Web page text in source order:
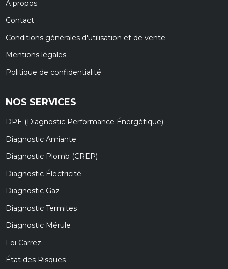
À propos
Contact
Conditions générales d'utilisation et de vente
Mentions légales
Politique de confidentialité
NOS SERVICES
DPE (Diagnostic Performance Énergétique)
Diagnostic Amiante
Diagnostic Plomb (CREP)
Diagnostic Électricité
Diagnostic Gaz
Diagnostic Termites
Diagnostic Mérule
Loi Carrez
État des Risques